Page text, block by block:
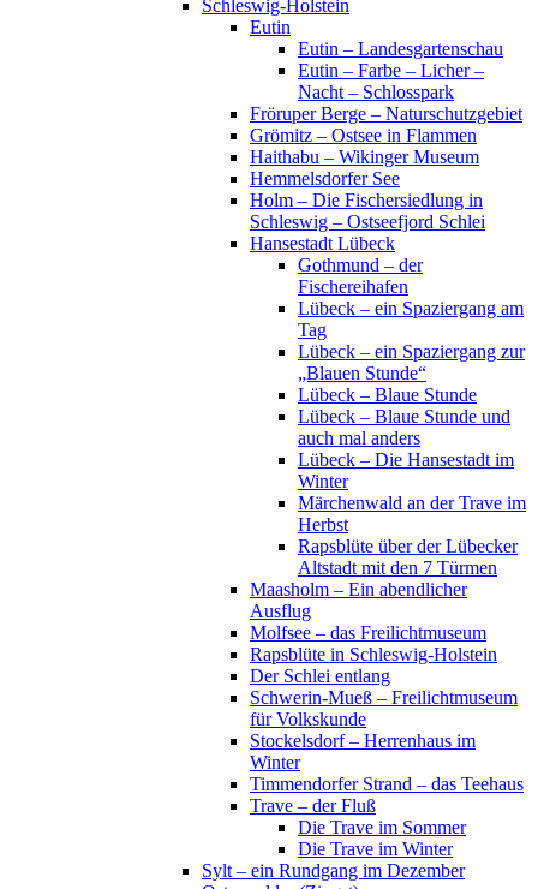
Schleswig-Holstein
Eutin
Eutin – Landesgartenschau
Eutin – Farbe – Licher –
Nacht – Schlosspark
Fröruper Berge – Naturschutzgebiet
Grömitz – Ostsee in Flammen
Haithabu – Wikinger Museum
Hemmelsdorfer See
Holm – Die Fischersiedlung in
Schleswig – Ostseefjord Schlei
Hansestadt Lübeck
Gothmund – der
Fischereihafen
Lübeck – ein Spaziergang am
Tag
Lübeck – ein Spaziergang zur
„Blauen Stunde“
Lübeck – Blaue Stunde
Lübeck – Blaue Stunde und
auch mal anders
Lübeck – Die Hansestadt im
Winter
Märchenwald an der Trave im
Herbst
Rapsblüte über der Lübecker
Altstadt mit den 7 Türmen
Maasholm – Ein abendlicher
Ausflug
Molfsee – das Freilichtmuseum
Rapsblüte in Schleswig-Holstein
Der Schlei entlang
Schwerin-Mueß – Freilichtmuseum
für Volkskunde
Stockelsdorf – Herrenhaus im
Winter
Timmendorfer Strand – das Teehaus
Trave – der Fluß
Die Trave im Sommer
Die Trave im Winter
Sylt – ein Rundgang im Dezember